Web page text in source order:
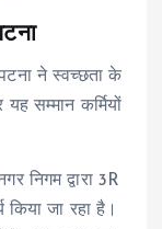
ने स्वच्छता के
सम्मान कर्मियों
निगम द्वारा 3R
जा रहा है।‌